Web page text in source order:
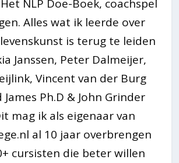
NLP Doe-Boek, coachspel
Alles wat ik leerde over
is terug te leiden
Janssen, Peter Dalmeijer,
Vincent van der Burg
James Ph.D & John Grinder
mag ik als eigenaar van
al 10 jaar overbrengen
cursisten die beter willen